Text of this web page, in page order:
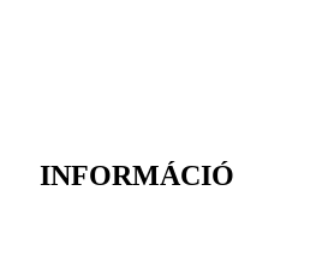
INFORMÁCIÓ